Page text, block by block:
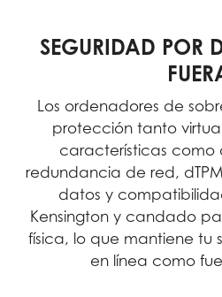
SEGURIDAD POR
Los ordenadores de
protección tanto
características como
redundancia de red,
datos y
Kensington y candado
física, lo que mantiene tu
en línea como